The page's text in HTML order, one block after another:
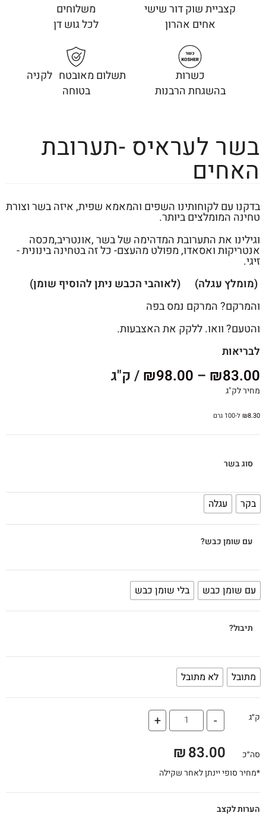
בשר לעראיס -תערובת
האחים
בדקנו עם לקוחותינו השפים והמאמא שפית, איזה בשר וצורת
טחינה המומלצים ביותר.
וגילינו את התערובת המדהימה של בשר ,אונטריב,מכסה
אנטריקות ואסאדו, מפולט מהעצם- כל זה בטחינה בינונית -
זיגי.
(מומלץ עגלה) (לאוהבי הכבש ניתן להוסיף שומן)
והמרקם? המרקם נמס בפה
והטעם? וואו. ללקק את האצבעות.
לבריאות
₪83.00
–
₪98.00 / ק"ג
מחיר לק"ג
₪8.30 ל-100 גרם
סוג בשר
בקר עגלה
עם שומן כבש?
עם שומן כבש בלי שומן כבש
תיבול?
מתובל לא מתובל
ק״ג -
+
סה״כ 83.00
₪
*מחיר סופי יינתן לאחר שקילה
הערות לקצב
קצביית שוק דור שישי
אחים אהרון
משלוחים
לכל גוש דן
כשרות
בהשגחת הרבנות
תשלום מאובטח לקניה
בטוחה